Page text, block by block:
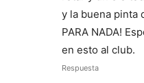
y la buena pinta
PARA NADA!
en esto al club.
Respuesta